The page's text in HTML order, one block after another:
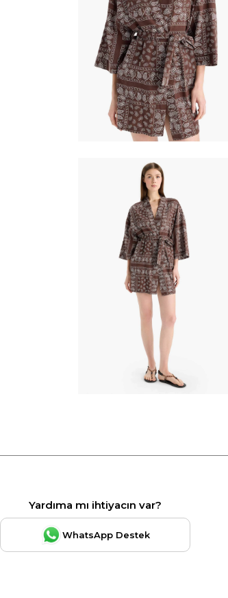
Yardıma mı ihtiyacın var?
WhatsApp Destek